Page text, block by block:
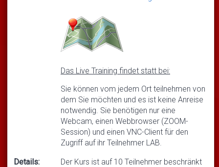
Das Live Training findet statt bei:
Sie können vom jedem Ort teilnehmen von
dem Sie möchten und es ist keine Anreise
notwendig. Sie benötigen nur eine
Webcam, einen Webbrowser (ZOOM-
Session) und einen VNC-Client für den
Zugriff auf ihr Teilnehmer LAB.
Details:
Der Kurs ist auf 10 Teilnehmer beschränkt